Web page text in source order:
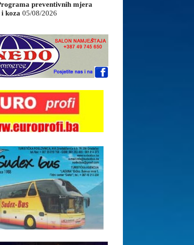
preventivnih mjera
koza 05/08/2026